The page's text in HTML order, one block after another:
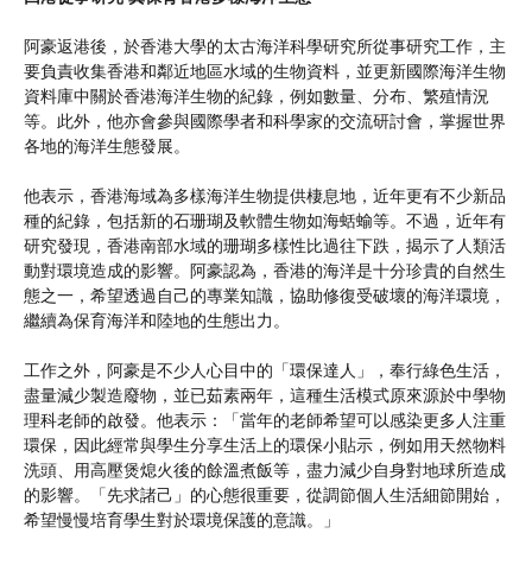
阿豪返港後，於香港大學的太古海洋科學研究所從事研究工作，主
要負責收集香港和鄰近地區水域的生物資料，並更新國際海洋生物
資料庫中關於香港海洋生物的紀錄，例如數量、分布、繁殖情況
等。此外，他亦會參與國際學者和科學家的交流研討會，掌握世界
各地的海洋生態發展。
他表示，香港海域為多樣海洋生物提供棲息地，近年更有不少新品
種的紀錄，包括新的石珊瑚及軟體生物如海蛞蝓等。不過，近年有
研究發現，香港南部水域的珊瑚多樣性比過往下跌，揭示了人類活
動對環境造成的影響。阿豪認為，香港的海洋是十分珍貴的自然生
態之一，希望透過自己的專業知識，協助修復受破壞的海洋環境，
繼續為保育海洋和陸地的生態出力。
工作之外，阿豪是不少人心目中的「環保達人」，奉行綠色生活，
盡量減少製造廢物，並已茹素兩年，這種生活模式原來源於中學物
理科老師的啟發。他表示：「當年的老師希望可以感染更多人注重
環保，因此經常與學生分享生活上的環保小貼示，例如用天然物料
洗頭、用高壓煲熄火後的餘溫煮飯等，盡力減少自身對地球所造成
的影響。「先求諸己」的心態很重要，從調節個人生活細節開始，
希望慢慢培育學生對於環境保護的意識。」